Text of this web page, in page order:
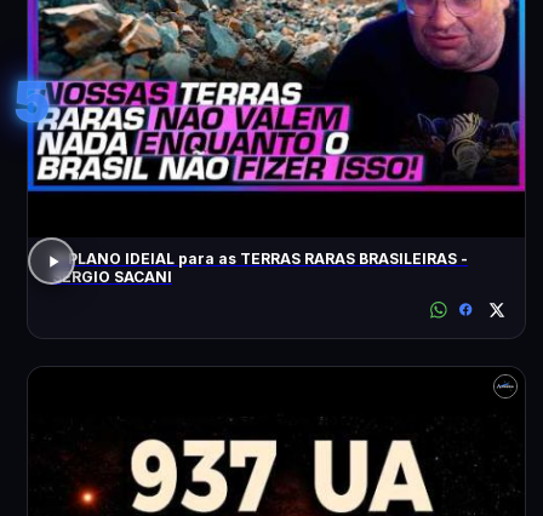
5
O PLANO IDEIAL para as TERRAS RARAS BRASILEIRAS -
SÉRGIO SACANI